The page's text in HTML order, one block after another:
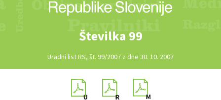
Številka 99
Uradni list RS, št. 99/2007 z dne 30. 10. 2007